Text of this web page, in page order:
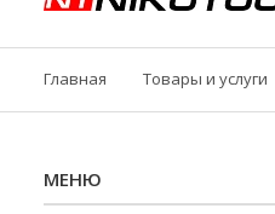
Главная Товары и услуги